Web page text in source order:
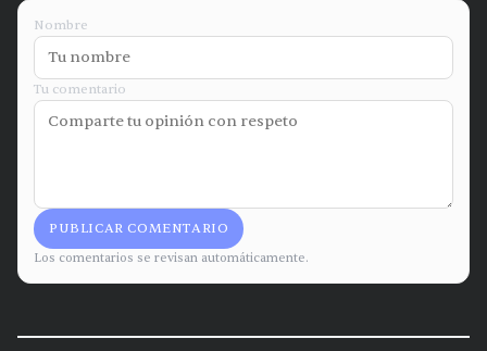
Nombre
Tu comentario
PUBLICAR COMENTARIO
Los comentarios se revisan automáticamente.